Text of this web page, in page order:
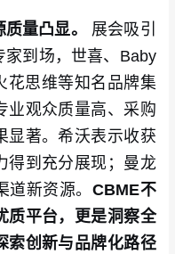
量凸显。
展会吸引
到场，世喜、Baby
花思维等知名品牌集
业观众质量高、采购
显著。希沃表示收获
得到充分展现；曼龙
新资源。 CBME不
质平台，更是洞察全
索创新与品牌化路径